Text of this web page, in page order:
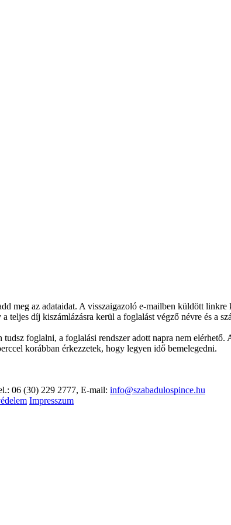
meg az adataidat. A visszaigazoló e-mailben küldött
teljes díj kiszámlázásra kerül a foglalást végző névre és a
tudsz foglalni, a foglalási rendszer adott napra nem
korábban érkezzetek, hogy legyen idő bemelegedni.
06 (30) 229 2777, E-mail: info@szabadulospince.hu
Impresszum